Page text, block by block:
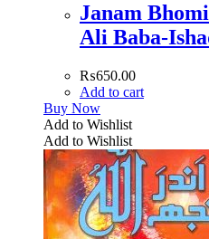
Janam
Ali Baba-
₨650.00
Add to cart
Buy Now
Add to Wishlist
Add to Wishlist